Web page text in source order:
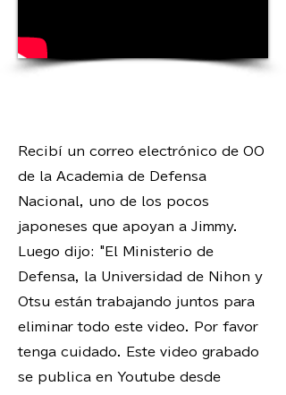
Recibí un correo electrónico de OO
de la Academia de Defensa
Nacional, uno de los pocos
japoneses que apoyan a Jimmy.
Luego dijo: "El Ministerio de
Defensa, la Universidad de Nihon y
Otsu están trabajando juntos para
eliminar todo este video. Por favor
tenga cuidado. Este video grabado
se publica en Youtube desde